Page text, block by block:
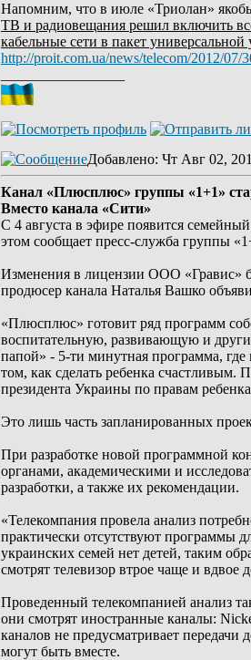
Напомним, что в июле «Триолан»
ТВ и радиовещания решил включить
кабельные сети в пакет
http://proit.com.ua/news/telecom/2012/07/
Добавлено: Чт Авг 02,
Канал «Плюсплюс» группы «1+1»
Вместо канала «Сити»
С 4 августа в эфире появится
этом сообщает пресс-служба группы
Изменения в лицензии ООО «Гравис»
продюсер канала Наталья Вашко
«Плюсплюс» готовит ряд программ
воспитательную, развивающую и
папой» - 5-ти минутная программа,
том, как сделать ребенка счастливым.
президента Украины по правам
Это лишь часть запланированных
При разработке новой программной
органами, академическими и
разработки, а также их рекомендации.
«Телекомпания провела анализ
практически отсутствуют программы
украинских семей нет детей, таким
смотрят телевизор втрое чаще и
Проведенный телекомпанией анализ
они смотрят иностранные каналы:
каналов не предусматривает передачи
могут быть вместе.